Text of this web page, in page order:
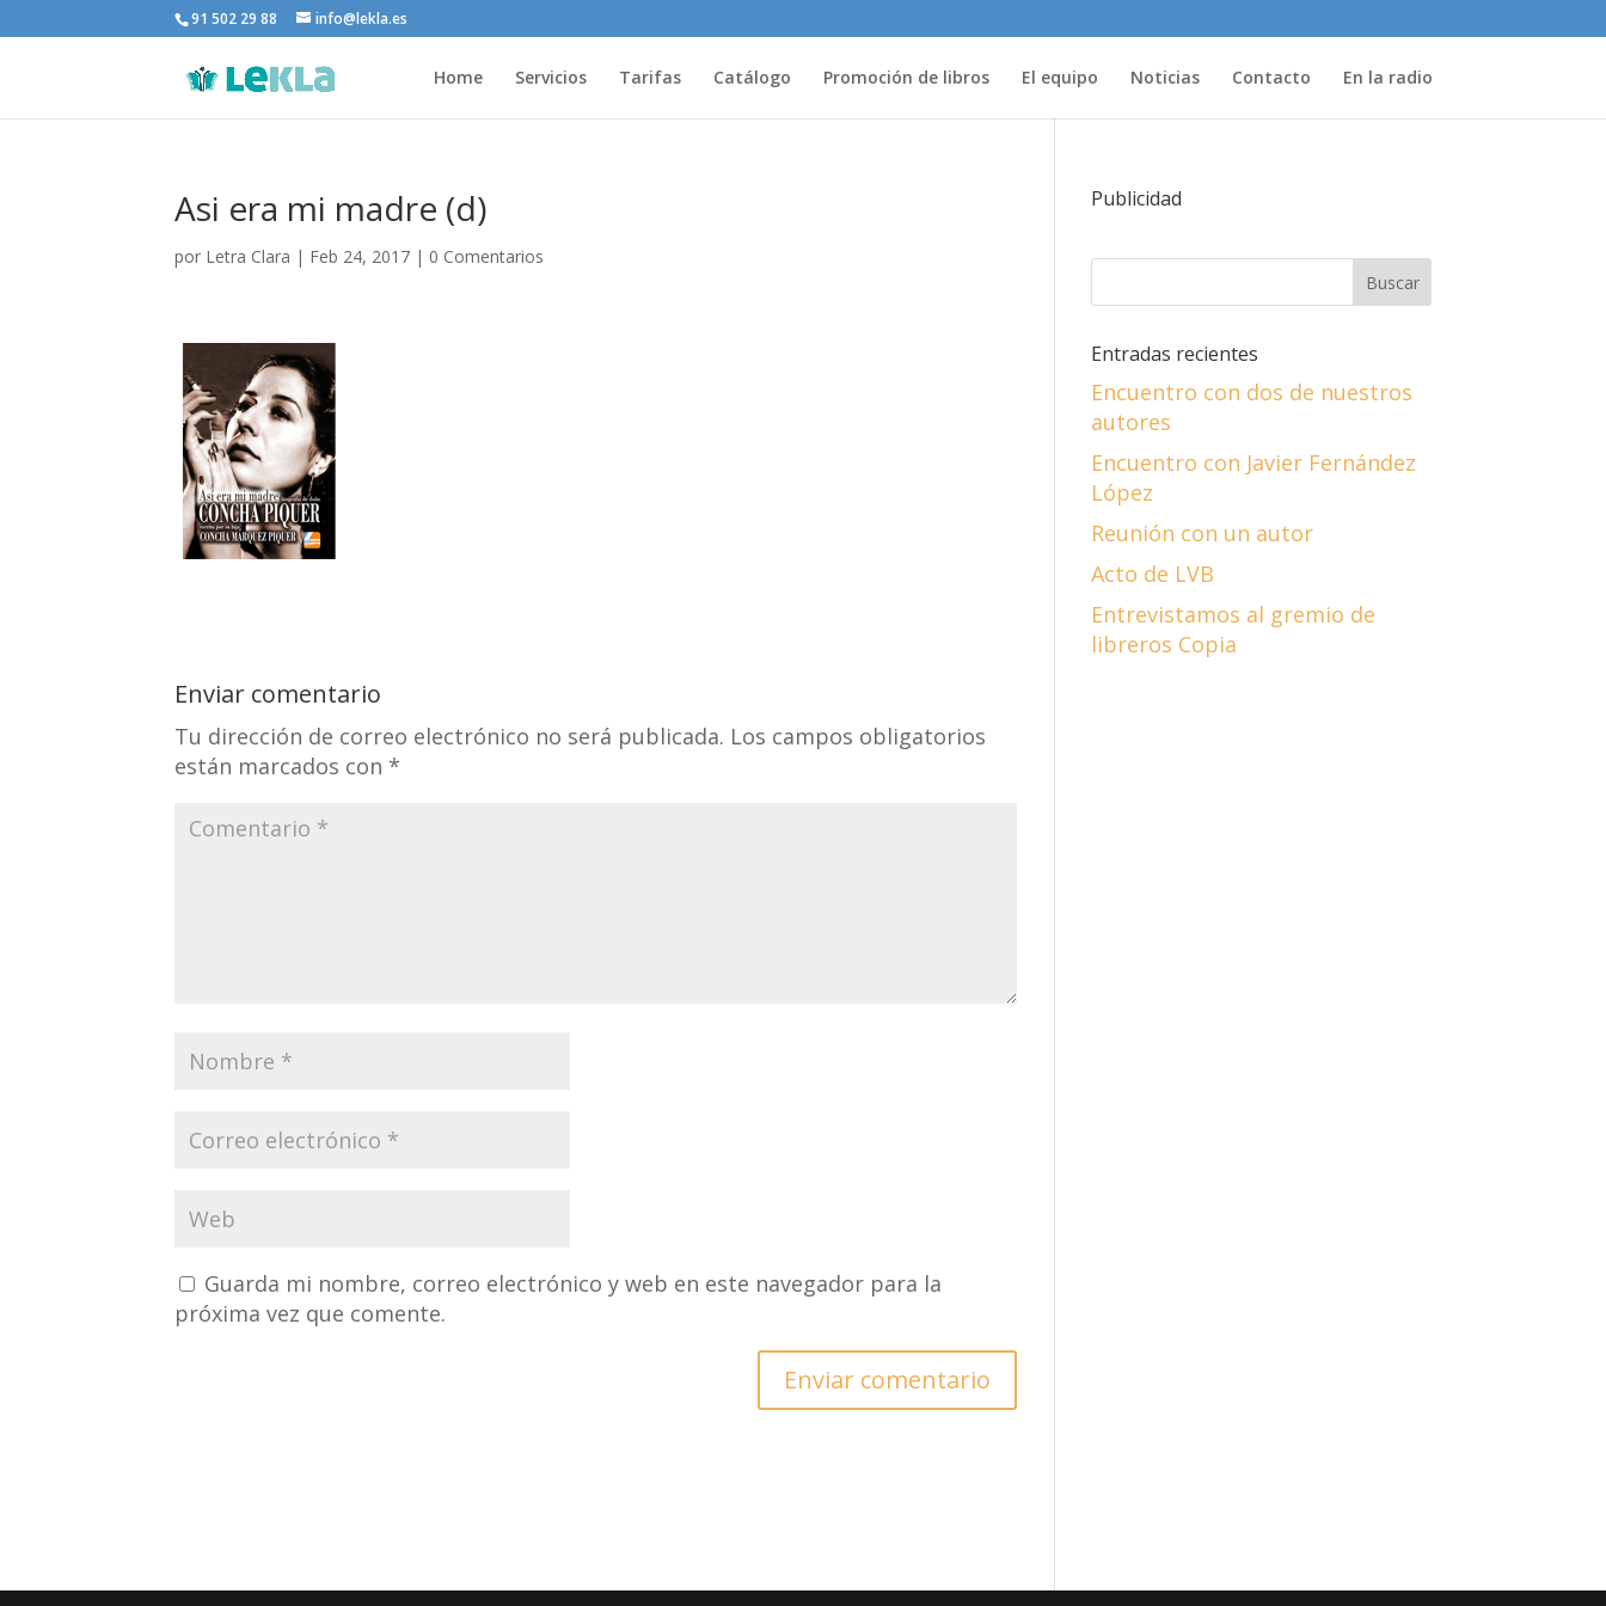
91 502 29 88 info@lekla.es
Home Servicios Tarifas Catálogo Promoción de libros El equipo Noticias Contacto En la radio
Asi era mi madre (d)
por Letra Clara | Feb 24, 2017| 0 Comentarios
Enviar comentario
Tu dirección de correo electrónico no será publicada. Los campos obligatorios
están marcados con *
Guarda mi nombre, correo electrónico y web en este navegador para la
próxima vez que comente.
Publicidad
Entradas recientes
Encuentro con dos de nuestros
autores
Encuentro con Javier Fernández
López
Reunión con un autor
Acto de LVB
Entrevistamos al gremio de
libreros Copia